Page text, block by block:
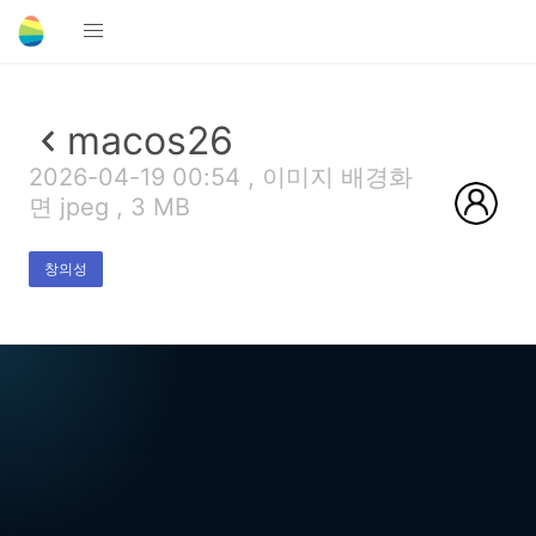
macos26
2026-04-19 00:54 , 이미지 배경화
면 jpeg , 3 MB
창의성